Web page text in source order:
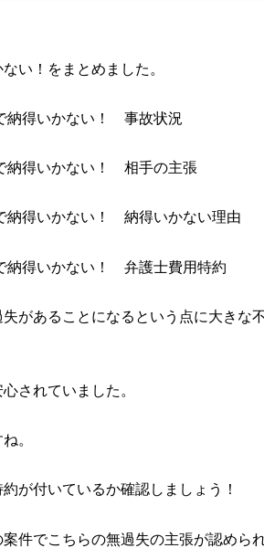
い！をまとめました。
得いかない！ 事故状況
得いかない！ 相手の主張
得いかない！ 納得いかない理由
得いかない！ 弁護士費用特約
があることになるという点に大きな
されていました。
。
が付いているか確認しましょう！
件でこちらの無過失の主張が認めら